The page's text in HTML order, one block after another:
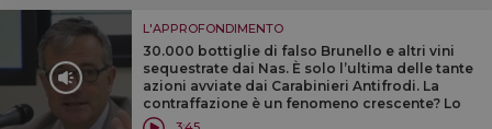
L'APPROFONDIMENTO
30.000 bottiglie di falso Brunello e altri vini
sequestrate dai Nas. È solo l’ultima delle tante
azioni avviate dai Carabinieri Antifrodi. La
contraffazione è un fenomeno crescente? Lo
abbiamo chiesto a Oreste Gerini direttore Icqrf